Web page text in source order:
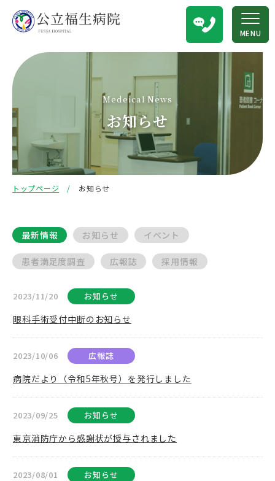
MENU
Medeical News
お知らせ
トップページ お知らせ
最新情報 お知らせ イベント
患者満足度調査 広報誌 採用情報
2023/11/20 お知らせ
眼科手術受付中断のお知らせ
2023/10/06 広報誌
病院だより（令和5年秋号）を発行しました
2023/09/25 お知らせ
東京消防庁から感謝状が授与されました
2023/08/01 お知らせ